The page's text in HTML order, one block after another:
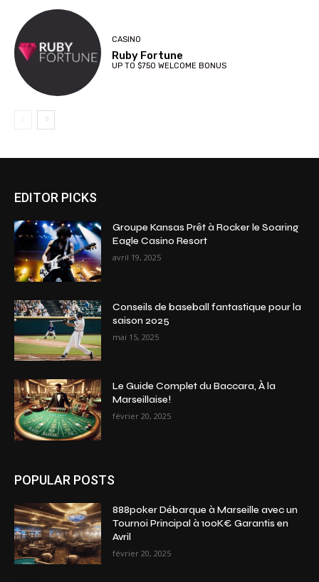
CASINO
Ruby Fortune
UP TO $750 WELCOME BONUS
EDITOR PICKS
Groupe Kansas Prêt à Rocker le Soaring
Eagle Casino Resort
avril 19, 2025
Conseils de baseball fantastique pour la
saison 2025
mai 15, 2025
Le Guide Complet du Baccara, À la
Marseillaise!
février 20, 2025
POPULAR POSTS
888poker Débarque à Marseille avec un
Tournoi Principal à 100K€ Garantis en
Avril
février 20, 2025